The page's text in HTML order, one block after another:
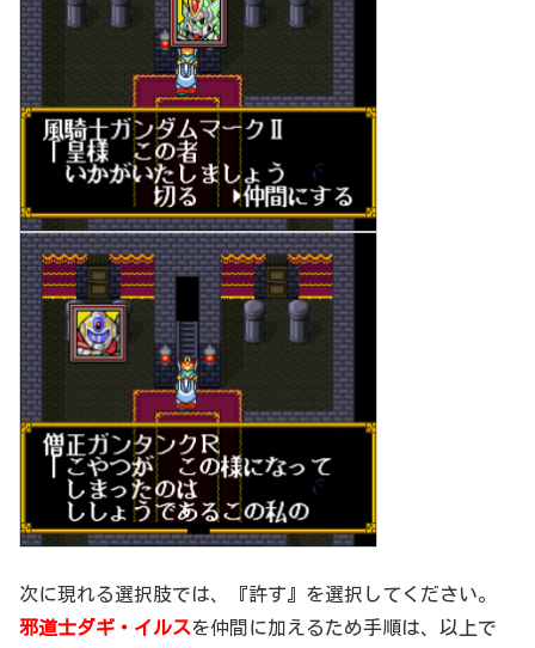
次に現れる選択肢では、『許す』を選択してください。
邪道士ダギ・イルスを仲間に加えるため手順は、以上で